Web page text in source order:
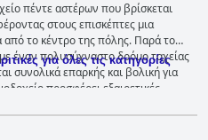
πέντε αστέρων που βρίσκεται
στους επισκέπτες μια
από το κέντρο της πόλης. Παρά το
έναν πολυσύχναστο δρόμο ταχείας
συνολικά επαρκής και βολική για
προσφέρει εξαιρετικές
προσωπικό που φροντίζει
ευρύχωρα, καλά εξοπλισμένα,
σημείωσαν
για όλες τις κατηγορίες